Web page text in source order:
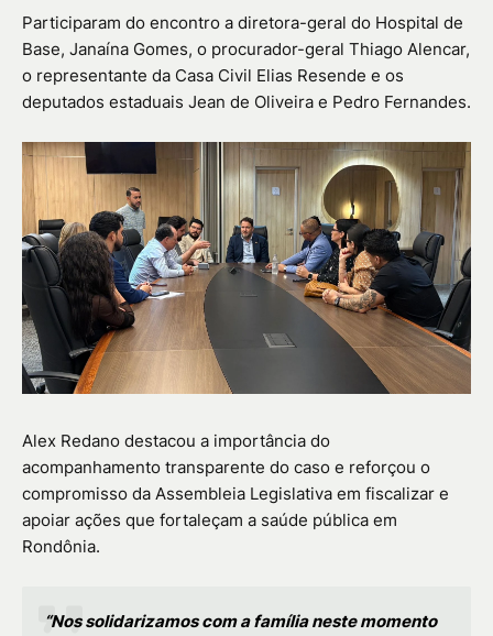
Participaram do encontro a diretora-geral do Hospital de
Base, Janaína Gomes, o procurador-geral Thiago Alencar,
o representante da Casa Civil Elias Resende e os
deputados estaduais Jean de Oliveira e Pedro Fernandes.
Alex Redano destacou a importância do
acompanhamento transparente do caso e reforçou o
compromisso da Assembleia Legislativa em fiscalizar e
apoiar ações que fortaleçam a saúde pública em
Rondônia.
“Nos solidarizamos com a família neste momento